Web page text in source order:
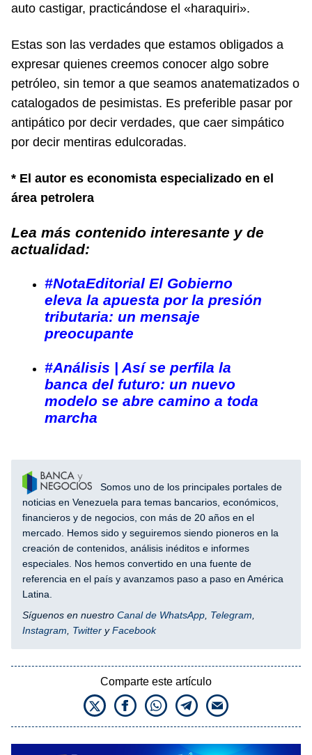
auto castigar, practicándose el «haraquiri».
Estas son las verdades que estamos obligados a
expresar quienes creemos conocer algo sobre
petróleo, sin temor a que seamos anatematizados o
catalogados de pesimistas. Es preferible pasar por
antipático por decir verdades, que caer simpático
por decir mentiras edulcoradas.
* El autor es economista especializado en el
área petrolera
Lea más contenido interesante y de
actualidad:
#NotaEditorial El Gobierno
eleva la apuesta por la presión
tributaria: un mensaje
preocupante
#Análisis | Así se perfila la
banca del futuro: un nuevo
modelo se abre camino a toda
marcha
Somos uno de los principales portales de
noticias en Venezuela para temas bancarios, económicos,
financieros y de negocios, con más de 20 años en el
mercado. Hemos sido y seguiremos siendo pioneros en la
creación de contenidos, análisis inéditos e informes
especiales. Nos hemos convertido en una fuente de
referencia en el país y avanzamos paso a paso en América
Latina.
Síguenos en nuestro Canal de WhatsApp Telegram
Instagram
Twitter yFacebook
Comparte este artículo